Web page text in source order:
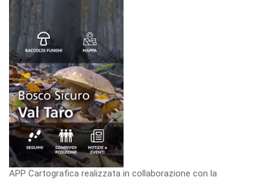
APP Cartografica realizzata in collaborazione con la